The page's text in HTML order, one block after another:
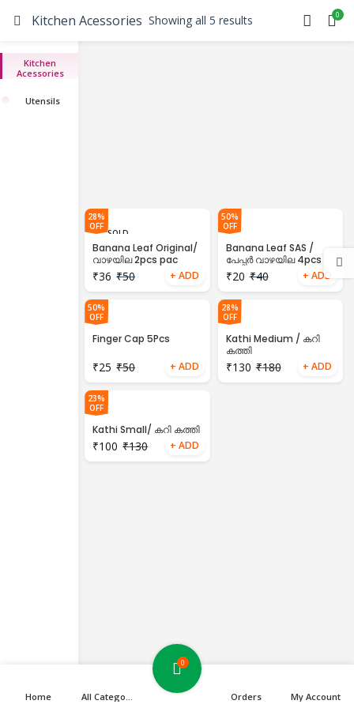
0
Kitchen
Acessories
Utensils
Kitchen Acessories Showing all 5 results
28%
OFF
SOLD
Banana Leaf Original/
വാഴയില 2pcs pac
₹50
₹36
50%
OFF
Banana Leaf SAS /
പേപ്പർ വാഴയില 4pcs
pac ₹40
₹20
50%
OFF
Finger Cap 5Pcs
₹50
₹25
28%
OFF
Kathi Medium / കറി
കത്തി
₹180
₹130
23%
OFF
Kathi Small/ കറി കത്തി
₹130
₹100
Home All Categories
0
Orders My Account